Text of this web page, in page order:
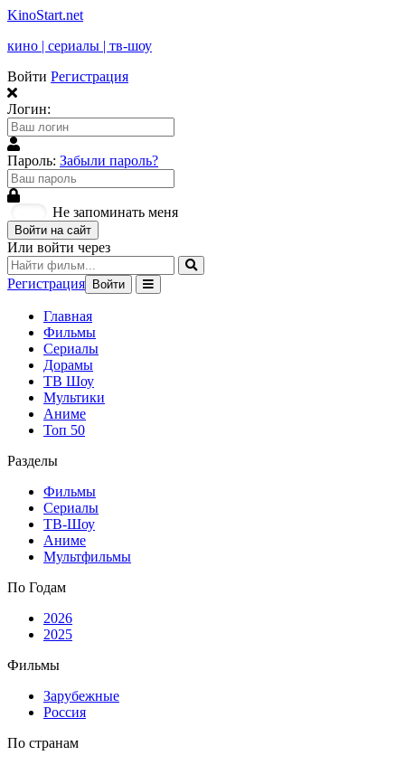
KinoStart.net
кино | сериалы | тв-шоу
Войти Регистрация
Логин:
Пароль: Забыли пароль?
Не запоминать меня
Войти на сайт
Или войти через
Регистрация Войти
Главная
Фильмы
Сериалы
Дорамы
ТВ Шоу
Мультики
Аниме
Топ 50
Разделы
Фильмы
Сериалы
ТВ-Шоу
Аниме
Мультфильмы
По Годам
2026
2025
Фильмы
Зарубежные
Россия
По странам